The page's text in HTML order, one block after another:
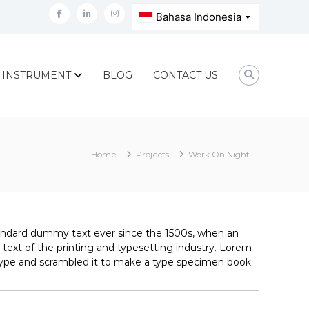
facebooklinkedininstagram
INSTRUMENT BLOG CONTACT US
Home Projects Work On Night
dummy text ever since the 1500s, when an
of the printing and typesetting industry. Lorem
and scrambled it to make a type specimen book.